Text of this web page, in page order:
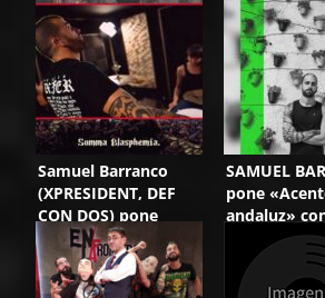
Samuel Barranco
(XPRESIDENT, DEF
CON DOS) pone
sonido al videojuego
«Blasphemous»
SAMUEL
pone
andaluz»
nuevo